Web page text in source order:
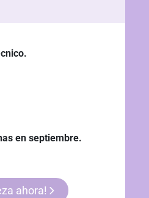
en septiembre.
ahora!